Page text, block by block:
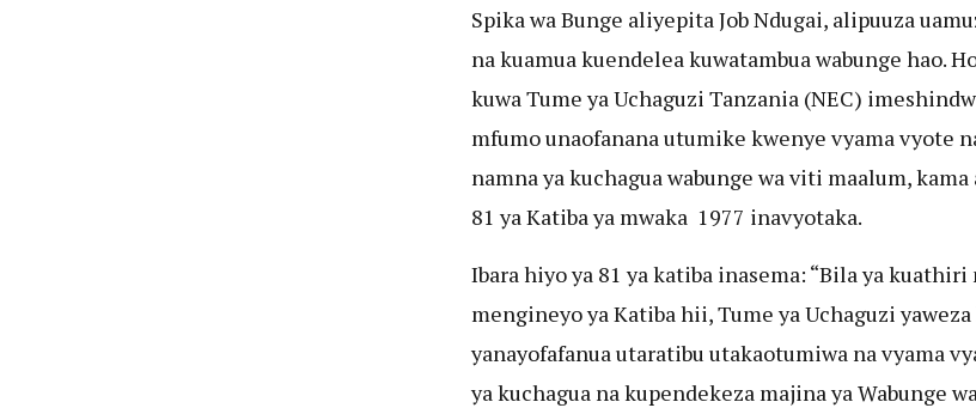
Spika wa Bunge aliyepita Job Ndugai, alipuuza
na kuamua kuendelea kuwatambua wabunge hao.
kuwa Tume ya Uchaguzi Tanzania (NEC)
mfumo unaofanana utumike kwenye vyama vyote
namna ya kuchagua wabunge wa viti maalum,
81 ya Katiba ya mwaka 1977 inavyotaka.
Ibara hiyo ya 81 ya katiba inasema: “Bila ya kuathiri
mengineyo ya Katiba hii, Tume ya Uchaguzi
yanayofafanua utaratibu utakaotumiwa na vyama
ya kuchagua na kupendekeza majina ya Wabunge